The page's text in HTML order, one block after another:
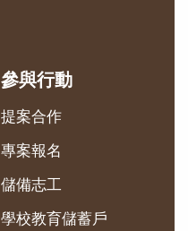
參與行動
提案合作
專案報名
儲備志工
學校教育儲蓄戶